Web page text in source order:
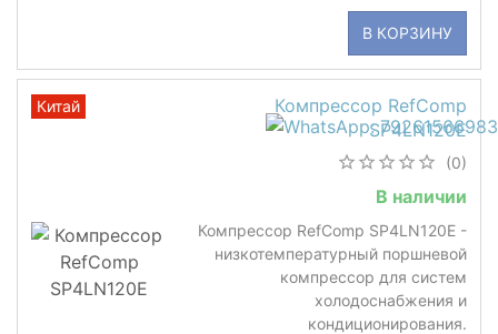
В КОРЗИНУ
Компрессор RefComp
SP4LN120E
(0)
В наличии
Компрессор RefComp SP4LN120E -
низкотемпературный поршневой
компрессор для систем
холодоснабжения и
кондиционирования.
Китай